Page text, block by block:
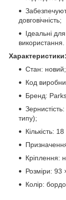
довговічність;
Ідеальні
використання.
Характеристики:
Стан: новий;
Код
Бренд:
типу);
Кількість:
Кріплення:
Розміри:
Колір: